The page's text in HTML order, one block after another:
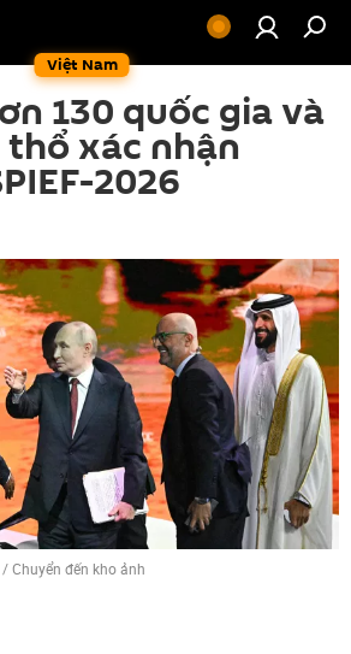
Việt Nam
130 quốc gia và
xác nhận
2026
/Chuyển đến kho ảnh